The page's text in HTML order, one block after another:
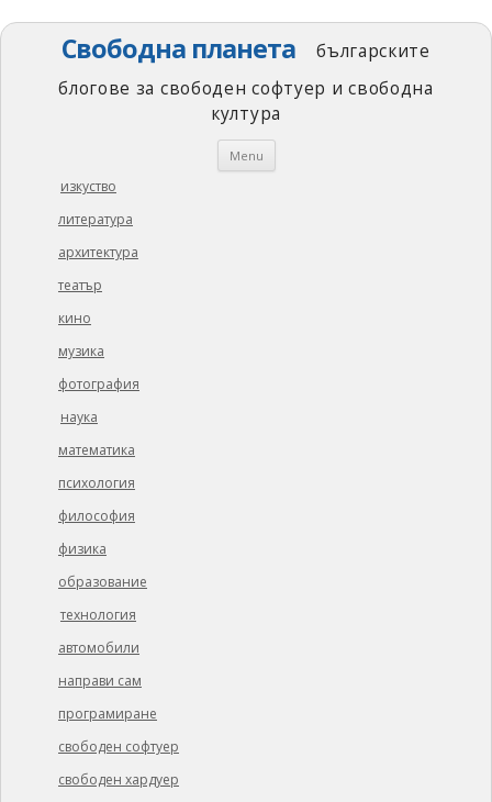
Свободна планета
българските
блогове за свободен софтуер и свободна
култура
Menu Skip
изкуство
литература
архитектура
театър
кино
музика
фотография
наука
математика
психология
философия
физика
образование
технология
автомобили
направи сам
програмиране
свободен софтуер
свободен хардуер